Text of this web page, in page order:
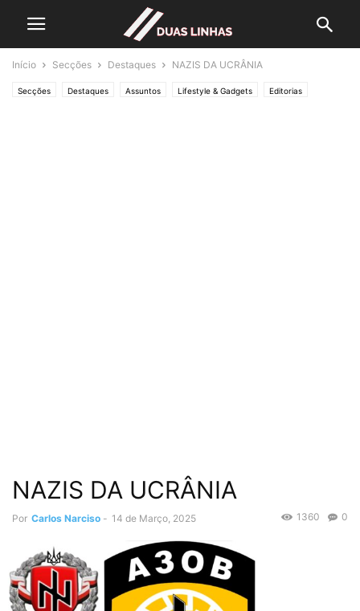
Início Secções Destaques NAZIS DA UCRÂNIA
Secções Destaques Assuntos Lifestyle & Gadgets Editorias
NAZIS DA UCRÂNIA
Por Carlos Narciso - 14 de Março, 2025 0
1360